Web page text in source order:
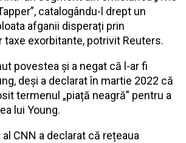
catalogându-l drept un
afganii disperați prin
taxe exorbitante, potrivit Reuters.
povestea și a negat că l-ar fi
deși a declarat în martie 2022 că
termenul „piață neagră” pentru a
lui Young.
CNN a declarat că rețeaua